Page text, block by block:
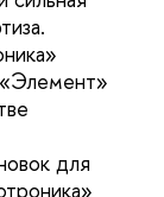
для